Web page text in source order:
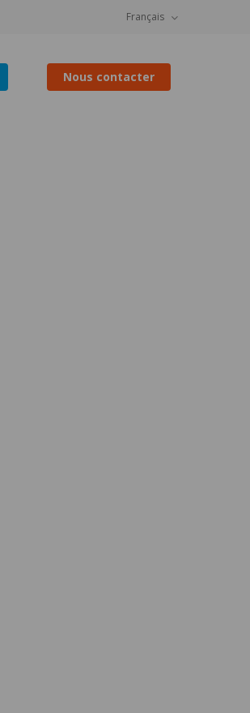
Français
Nous contacter